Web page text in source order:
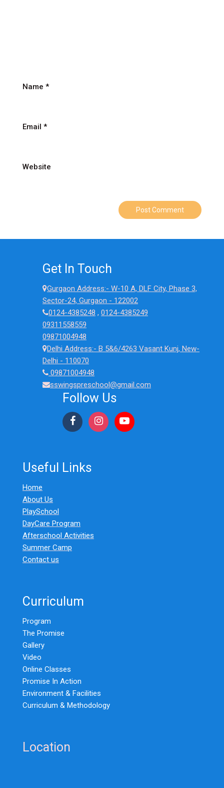
Name *
Email *
Website
Get In Touch
Gurgaon Address:- W-10 A, DLF City, Phase 3,
Sector-24, Gurgaon - 122002
0124-4385248 , 0124-4385249
09311558559
09871004948
Delhi Address:- B 5&6/4263 Vasant Kunj, New-
Delhi - 110070
09871004948
sswingspreschool@gmail.com
Follow Us
Useful Links
Home
About Us
PlaySchool
DayCare Program
Afterschool Activities
Summer Camp
Contact us
Curriculum
Program
The Promise
Gallery
Video
Online Classes
Promise In Action
Environment & Facilities
Curriculum & Methodology
Location